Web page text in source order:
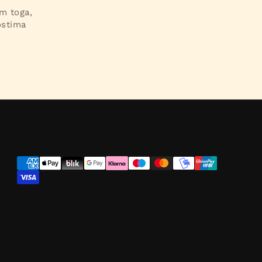
toga,